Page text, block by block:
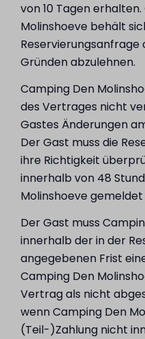
von 10 Tagen
Molinshoeve behält
Reservierungsanfrage
Gründen abzulehnen.
Camping Den
des Vertrages nicht
Gastes Änderungen
Der Gast muss die
ihre Richtigkeit
innerhalb von 48
Molinshoeve
Der Gast muss
innerhalb der in der
angegebenen Frist
Camping Den
Vertrag als nicht
wenn Camping Den
(Teil-)Zahlung nicht